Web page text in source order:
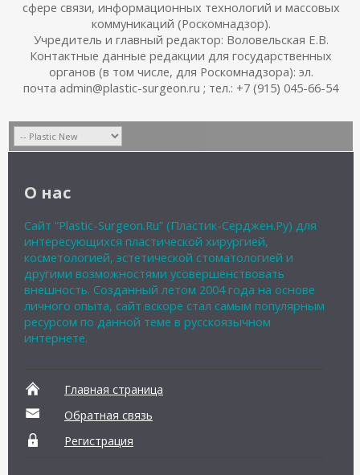
сфере связи, информационных технологий и массовых
коммуникаций (Роскомнадзор).
Учредитель и главный редактор: Воловельская Е.В.
Контактные данные редакции для государственных
органов (в том числе, для Роскомнадзора): эл.
почта admin@plastic-surgeon.ru ; тел.: +7 (915) 045-66-54
О нас
Сайт “Plastic-Surgeon.Ru” (Пластик-Серджен.Ру) для
интересующихся пластической хирургией,
косметологией, эстетической стоматологией и
другими возможностями усовершенствовать
внешность. Созданный летом 2004 года на основе
личного опыта, сайт вскоре стал самым популярным
ресурсом по данной теме в русскоязычном
интернете.
Главная страница
Обратная связь
Регистрация